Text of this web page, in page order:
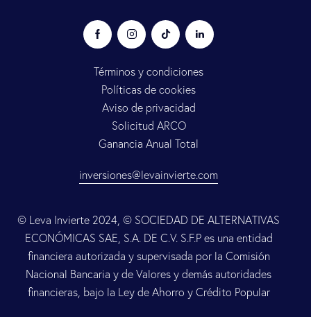
Términos y condiciones
Políticas de cookies
Aviso de privacidad
Solicitud ARCO
Ganancia Anual Total
inversiones@levainvierte.com
© Leva Invierte 2024, © SOCIEDAD DE ALTERNATIVAS
ECONÓMICAS SAE, S.A. DE C.V. S.F.P es una entidad
financiera autorizada y supervisada por la Comisión
Nacional Bancaria y de Valores y demás autoridades
financieras, bajo la Ley de Ahorro y Crédito Popular